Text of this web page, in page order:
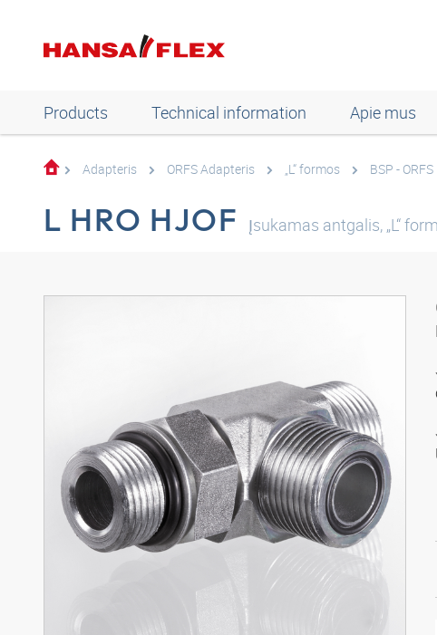
Products Technical information Apie mus
Adapteris ORFS Adapteris „L“ formos BSP - ORFS
L HRO HJOF Įsukamas antgalis, „L“